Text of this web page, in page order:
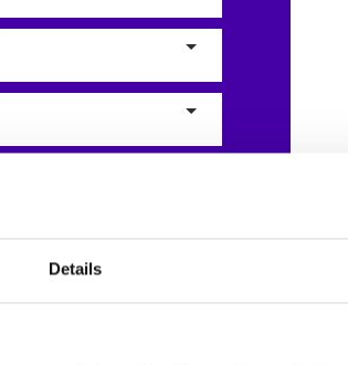
Details
IGEL will send me
about IGEL products,
events &
e-mail (“IGEL News”)